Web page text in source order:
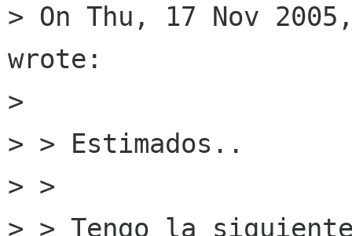
> On Thu, 17 Nov
wrote:
>
> > Estimados..
> >
> > Tengo la